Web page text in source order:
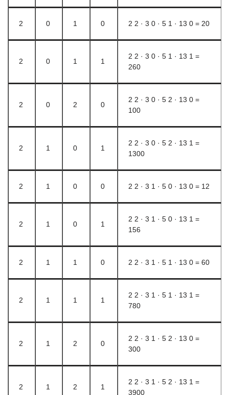
2 0 1 0 2 2 · 3 0 · 5 1 · 13 0 = 20
2 0 1 1
2 2 · 3 0 · 5 1 · 13 1 =
260
2 0 2 0
2 2 · 3 0 · 5 2 · 13 0 =
100
2 1 0 1
2 2 · 3 0 · 5 2 · 13 1 =
1300
2 1 0 0 2 2 · 3 1 · 5 0 · 13 0 = 12
2 1 0 1
2 2 · 3 1 · 5 0 · 13 1 =
156
2 1 1 0 2 2 · 3 1 · 5 1 · 13 0 = 60
2 1 1 1
2 2 · 3 1 · 5 1 · 13 1 =
780
2 1 2 0
2 2 · 3 1 · 5 2 · 13 0 =
300
2 1 2 1
2 2 · 3 1 · 5 2 · 13 1 =
3900